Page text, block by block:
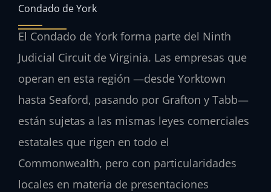
Condado de York
El Condado de York forma parte del Ninth
Judicial Circuit de Virginia. Las empresas que
operan en esta región —desde Yorktown
hasta Seaford, pasando por Grafton y Tabb—
están sujetas a las mismas leyes comerciales
estatales que rigen en todo el
Commonwealth, pero con particularidades
locales en materia de presentaciones